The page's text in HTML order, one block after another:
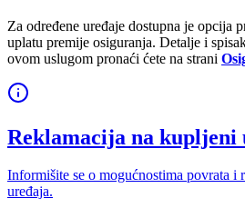
Za određene uređaje dostupna je opcija
uplatu premije osiguranja. Detalje i
ovom uslugom pronaći ćete na strani
Reklamacija na kupljeni
Informišite se o mogućnostima povrata i
uređaja.